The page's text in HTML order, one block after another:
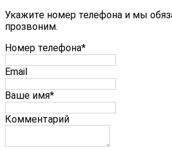
Укажите номер телефона и мы
прозвоним.
Номер телефона*
Email
Ваше имя*
Комментарий